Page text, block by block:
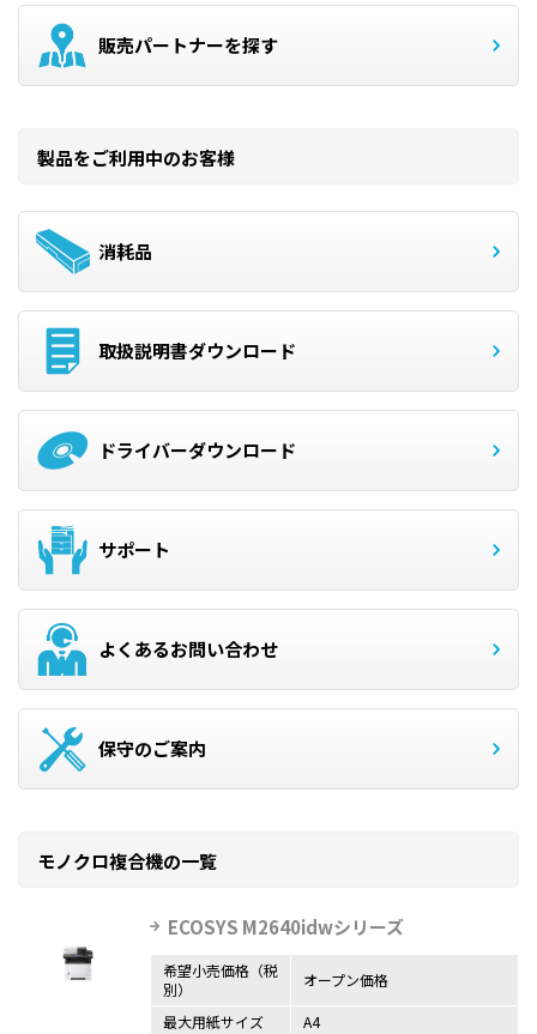
販売パートナーを探す
製品をご利用中のお客様
消耗品
取扱説明書ダウンロード
ドライバーダウンロード
サポート
よくあるお問い合わせ
保守のご案内
モノクロ複合機の一覧
ECOSYS M2640idwシリーズ
希望小売価格（税
別）
オープン価格
最大用紙サイズ
A4